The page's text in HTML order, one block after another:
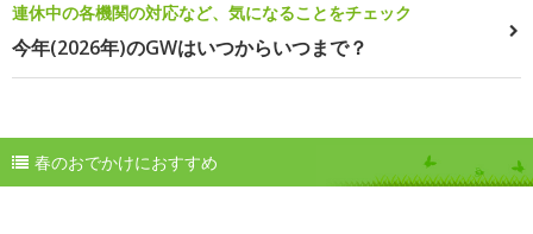
連休中の各機関の対応など、気になることをチェック
今年(2026年)のGWはいつからいつまで？
春のおでかけにおすすめ